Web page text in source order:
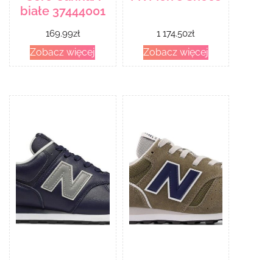
białe 37444001
169.99zł
Zobacz więcej
1 174.50zł
Zobacz więcej